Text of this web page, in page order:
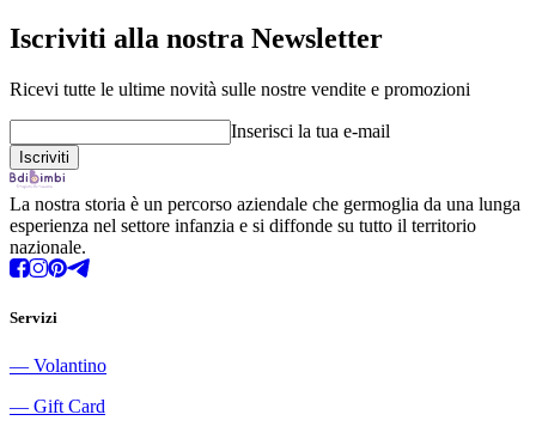
Iscriviti alla nostra Newsletter
Ricevi tutte le ultime novità sulle nostre vendite e promozioni
Inserisci la tua e-mail
La nostra storia è un percorso aziendale che germoglia da una lunga
esperienza nel settore infanzia e si diffonde su tutto il territorio
nazionale.
Servizi
― Volantino
― Gift Card